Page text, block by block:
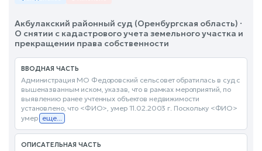
Акбулакский районный суд (Оренбургская область) ·
О снятии с кадастрового учета земельного участка и
прекращении права собственности
ВВОДНАЯ ЧАСТЬ
Администрация МО Федоровский сельсовет обратилась в суд с
вышеназванным иском, указав, что в рамках мероприятий, по
выявлению ранее учтенных объектов недвижимости
установлено, что <ФИО>, умер 11.02.2003 г. Поскольку <ФИО>
умер еще...
ОПИСАТЕЛЬНАЯ ЧАСТЬ